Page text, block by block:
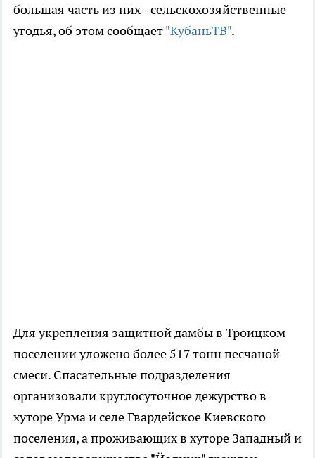
большая часть из них - сельскохозяйственные
угодья, об этом сообщает"КубаньТВ".
Для укрепления защитной дамбы в Троицком
поселении уложено более 517 тонн песчаной
смеси. Спасательные подразделения
организовали круглосуточное дежурство в
хуторе Урма и селе Гвардейское Киевского
поселения, а проживающих в хуторе Западный и